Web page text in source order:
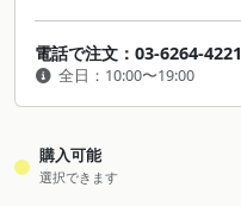
電話で注文：03-6264-4221
全日：10:00〜19:00
購入可能
選択できます